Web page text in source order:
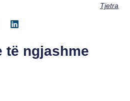
Tjetra
të ngjashme